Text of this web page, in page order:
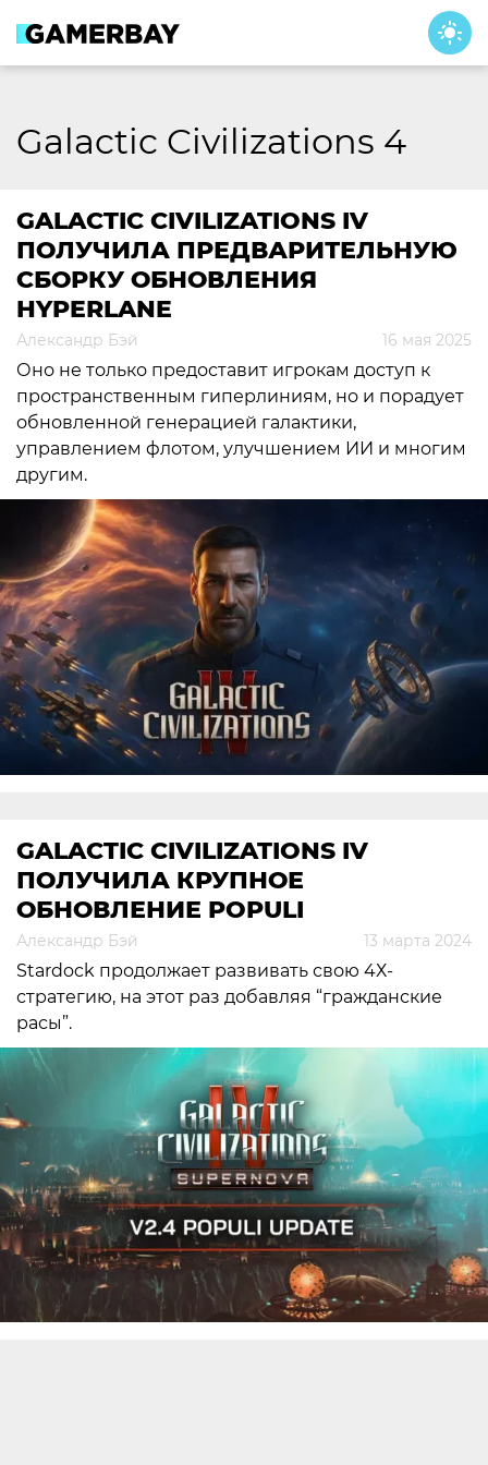
content
Galactic Civilizations 4
GALACTIC CIVILIZATIONS IV
ПОЛУЧИЛА ПРЕДВАРИТЕЛЬНУЮ
СБОРКУ ОБНОВЛЕНИЯ
HYPERLANE
Александр Бэй 16 мая 2025
Оно не только предоставит игрокам доступ к
пространственным гиперлиниям, но и порадует
обновленной генерацией галактики,
управлением флотом, улучшением ИИ и многим
другим.
GALACTIC CIVILIZATIONS IV
ПОЛУЧИЛА КРУПНОЕ
ОБНОВЛЕНИЕ POPULI
Александр Бэй 13 марта 2024
Stardock продолжает развивать свою 4Х-
стратегию, на этот раз добавляя “гражданские
расы”.